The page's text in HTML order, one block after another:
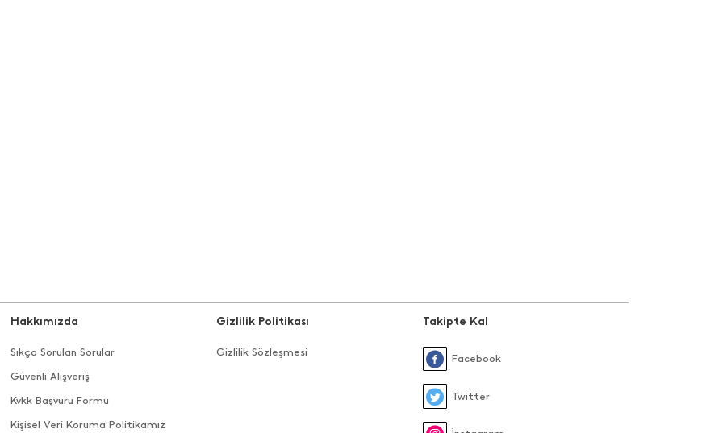
Hakkımızda
Sıkça Sorulan Sorular
Güvenli Alışveriş
Kvkk Başvuru Formu
Kişisel Veri Koruma Politikamız
Gizlilik Politikası
Gizlilik Sözleşmesi
Takipte Kal
Facebook
Twitter